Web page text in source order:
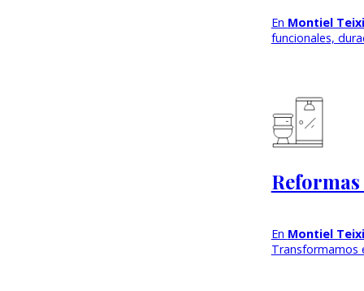
En Montiel
funcionales,
En Montiel
Transformamos